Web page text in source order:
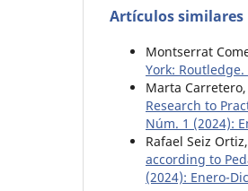
Artículos similares
Montserrat
York: Routledge.
Marta Carretero,
Research to
Núm. 1 (2024):
Rafael Seiz
according to
(2024): Enero-